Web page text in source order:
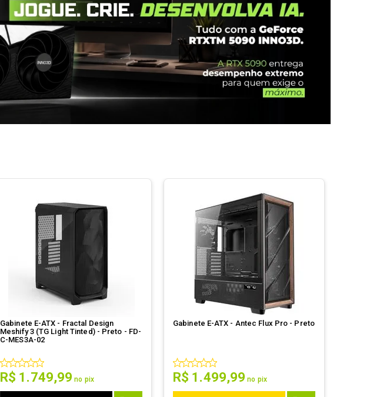
Gabinete E-ATX - Fractal Design
Meshify 3 (TG Light Tinted) - Preto - FD-
C-MES3A-02
R$ 1 .749,99 no pix
Gabinete E-ATX - Antec Flux Pro - Preto
R$ 1 .499,99 no pix